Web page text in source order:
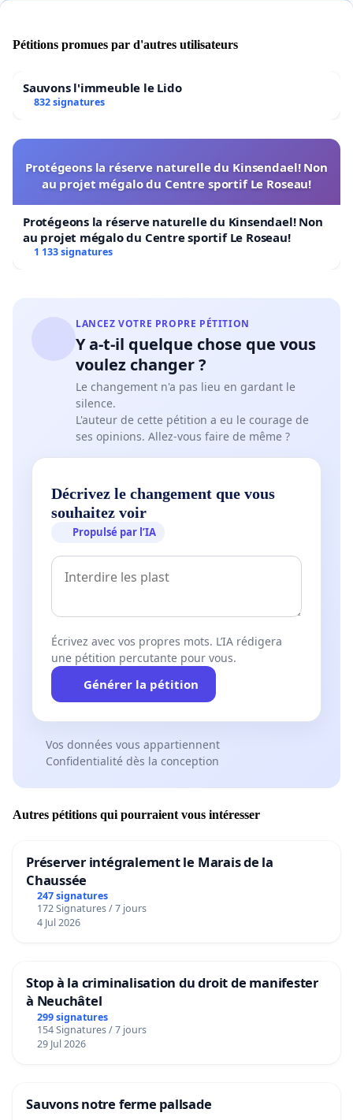
Pétitions promues par d'autres utilisateurs
Sauvons l'immeuble le Lido
832 signatures
Protégeons la réserve naturelle du Kinsendael! Non
au projet mégalo du Centre sportif Le Roseau!
Protégeons la réserve naturelle du Kinsendael! Non
au projet mégalo du Centre sportif Le Roseau!
1 133 signatures
LANCEZ VOTRE PROPRE PÉTITION
Y a-t-il quelque chose que vous
voulez changer ?
Le changement n'a pas lieu en gardant le
silence.
L'auteur de cette pétition a eu le courage de
ses opinions. Allez-vous faire de même ?
Décrivez le changement que vous
souhaitez voir
Propulsé par l’IA
Écrivez avec vos propres mots. L’IA rédigera
une pétition percutante pour vous.
Générer la pétition
Vos données vous appartiennent
Confidentialité dès la conception
Autres pétitions qui pourraient vous intéresser
Préserver intégralement le Marais de la
Chaussée
247 signatures
172 Signatures / 7 jours
4 Jul 2026
Stop à la criminalisation du droit de manifester
à Neuchâtel
299 signatures
154 Signatures / 7 jours
29 Jul 2026
Sauvons notre ferme pallsade